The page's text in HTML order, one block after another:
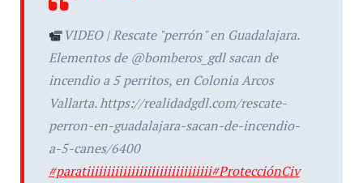
VIDEO | Rescate "perrón" en Guadalajara.
Elementos de @bomberos_gdl sacan de
incendio a 5 perritos, en Colonia Arcos
Vallarta. https://realidadgdl.com/rescate-
perron-en-guadalajara-sacan-de-incendio-
a-5-canes/6400
#paratiiiiiiiiiiiiiiiiiiiiiiiiiiiiiii#ProtecciónCiv